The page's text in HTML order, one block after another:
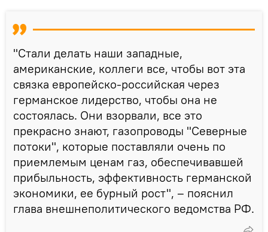
"Стали делать наши западные,
американские, коллеги все, чтобы вот эта
связка европейско-российская через
германское лидерство, чтобы она не
состоялась. Они взорвали, все это
прекрасно знают, газопроводы "Северные
потоки", которые поставляли очень по
приемлемым ценам газ, обеспечивавшей
прибыльность, эффективность германской
экономики, ее бурный рост", – пояснил
глава внешнеполитического ведомства РФ.